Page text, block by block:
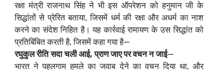
रक्षा मंत्री राजनाथ सिंह ने भी इस ऑपरेशन को हनुमान जी के
सिद्धांतों से प्रेरित बताया, जिसमें धर्म की रक्षा और अधर्म का नाश
करने का संदेश निहित है। यह कार्रवाई रामायण के उस सिद्धांत को
प्रतिबिंबित करती है, जिसमें कहा गया है—
रघुकुल रीति सदा चली आई, प्राण जाए पर वचन न जाई—
भारत ने पहलगाम हमले का जवाब देने का वचन दिया था, और